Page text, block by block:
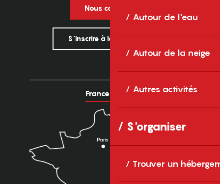
Autour de l'eau
Autour de la neige
Autres activités
S'organiser
Trouver un
Nous contacter
S'inscrire à la newsletter
France Europe